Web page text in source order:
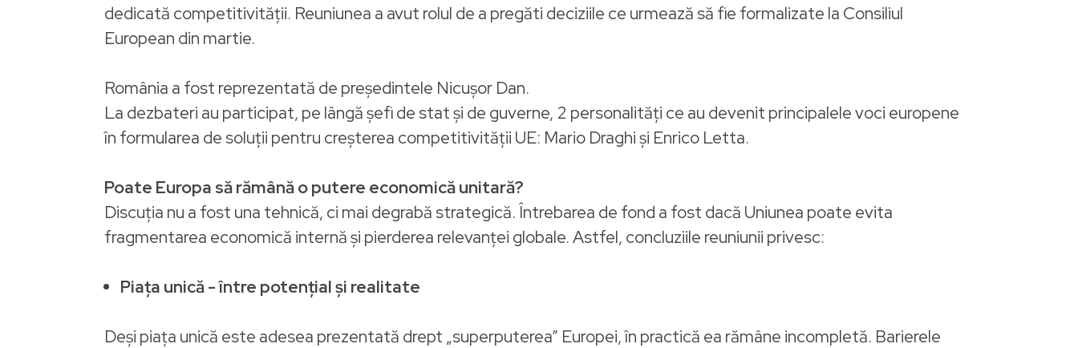
dedicată competitivității. Reuniunea a avut rolul de a pregăti deciziile ce urmează să fie formalizate la Consiliul
European din martie.
România a fost reprezentată de președintele Nicușor Dan.
La dezbateri au participat, pe lângă şefi de stat şi de guverne, 2 personalități ce au devenit principalele voci europene
în formularea de soluții pentru creşterea competitivității UE: Mario Draghi și Enrico Letta.
Poate Europa să rămână o putere economică unitară?
Discuția nu a fost una tehnică, ci mai degrabă strategică. Întrebarea de fond a fost dacă Uniunea poate evita
fragmentarea economică internă și pierderea relevanței globale. Astfel, concluziile reuniunii privesc:
Piața unică - între potențial și realitate
Deși piața unică este adesea prezentată drept „superputerea” Europei, în practică ea rămâne incompletă. Barierele